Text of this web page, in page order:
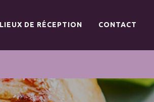
LIEUX DE RÉCEPTION CONTACT